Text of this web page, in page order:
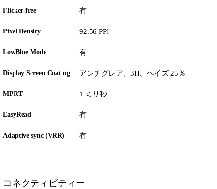
Flicker-free 有
Pixel Density 92.56 PPI
LowBlue Mode 有
Display Screen Coating アンチグレア、3H、ヘイズ 25％
MPRT 1 ミリ秒
EasyRead 有
Adaptive sync (VRR) 有
コネクティビティー